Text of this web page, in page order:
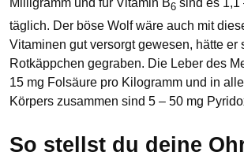
Milligramm und für Vitamin B6 sind es 1,1
täglich. Der böse Wolf wäre auch mit
Vitaminen gut versorgt gewesen, hätte er
Rotkäppchen gegraben. Die Leber des
15 mg Folsäure pro Kilogramm und in
Körpers zusammen sind 5 – 50 mg
So stellst du deine